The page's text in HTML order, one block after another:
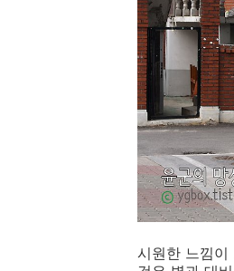
시원한 느낌이